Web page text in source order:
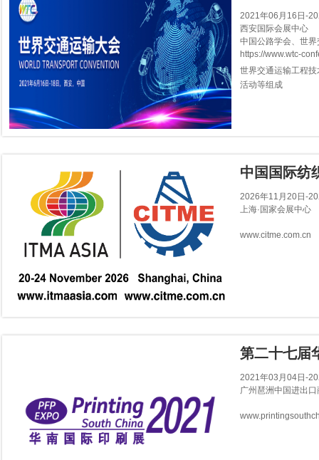
2021年06月16日-
西安国际会展中心
中国公路学会、世
https://www.wtc-
世界交通运输工程
活动等组成
中国国际纺
2026年11月20日-
上海·国家会展中心
www.citme.com.cn
第二十七届
2021年03月04日-
广州琶洲中国进出